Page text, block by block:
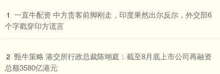
1 ​一直牛配资 中方贵客前脚刚走，印度果然出尔反尔，外交部6
个字戳穿印方谎言
2 ​甄牛策略 港交所行政总裁陈翊庭：截至8月底上市公司再融资
总额3580亿港元